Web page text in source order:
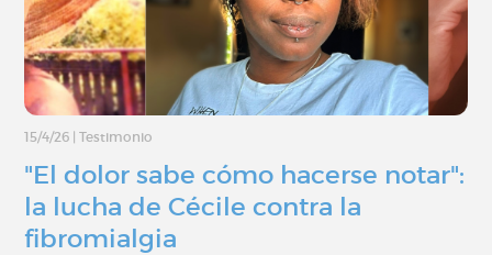
15/4/26 Testimonio
"El dolor sabe cómo hacerse notar":
la lucha de Cécile contra la
fibromialgia